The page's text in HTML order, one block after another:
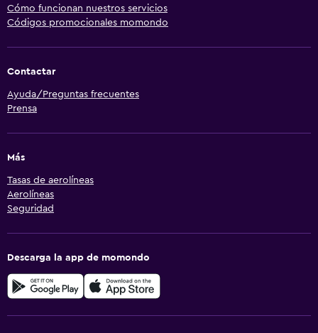
Cómo funcionan nuestros servicios
Códigos promocionales momondo
Contactar
Ayuda/Preguntas frecuentes
Prensa
Más
Tasas de aerolíneas
Aerolíneas
Seguridad
Descarga la app de momondo